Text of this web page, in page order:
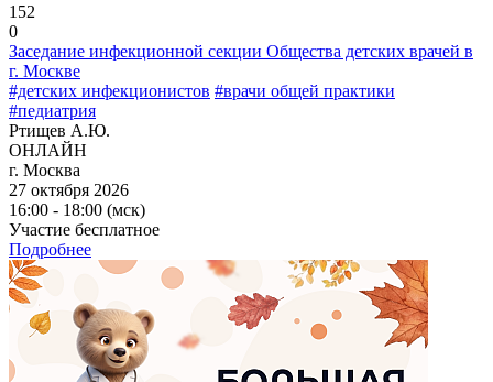
152
0
Заседание инфекционной секции Общества детских врачей в
г. Москве
#детских инфекционистов #врачи общей практики
#педиатрия
Ртищев А.Ю.
ОНЛАЙН
г. Москва
27 октября 2026
16:00 - 18:00 (мск)
Участие бесплатное
Подробнее